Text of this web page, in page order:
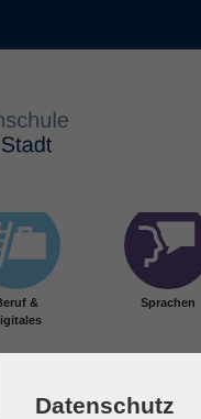
&
Sprachen
Datenschutz